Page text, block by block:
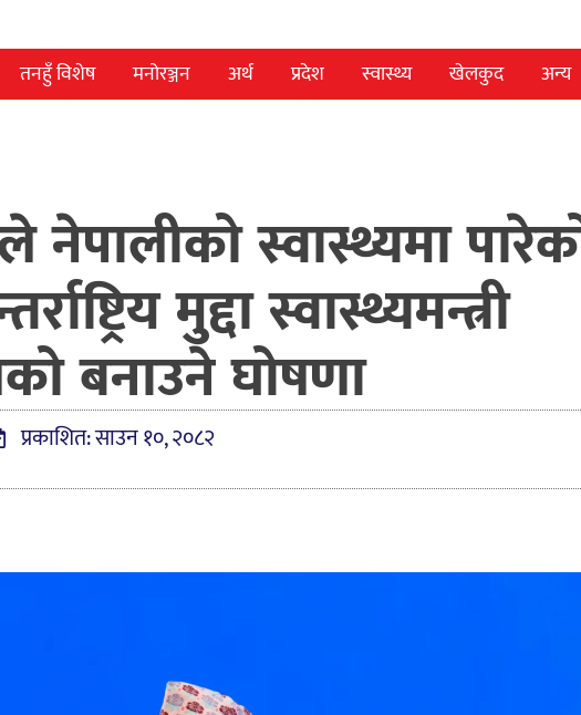
तनहुँ विशेष मनोरञ्जन अर्थ प्रदेश स्वास्थ्य खेलकुद अन्य
नेपालीको स्वास्थ्यमा
मुद्दा स्वास्थ्यमन्त्री
बनाउने घोषणा
प्रकाशित: साउन १०, २०८२